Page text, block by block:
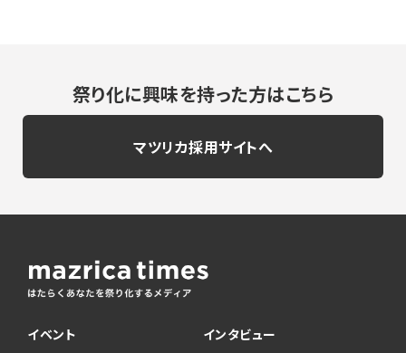
祭り化に興味を持った方はこちら
マツリカ採用サイトへ
イベント
インタビュー